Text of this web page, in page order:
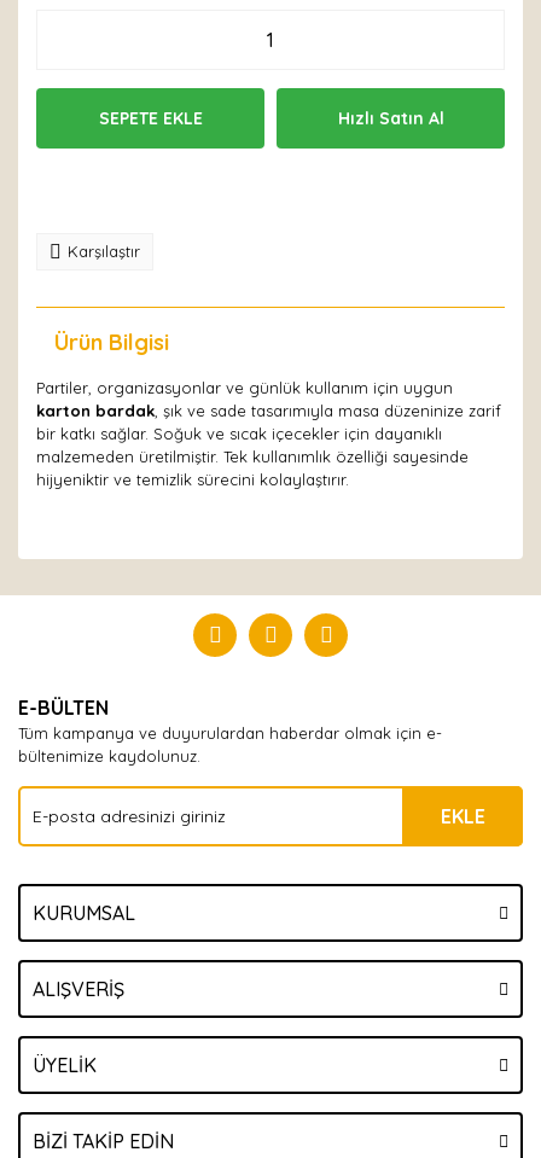
SEPETE EKLE Hızlı Satın Al
Karşılaştır
Ürün Bilgisi
Partiler, organizasyonlar ve günlük kullanım için uygun
karton bardak , şık ve sade tasarımıyla masa düzeninize zarif
bir katkı sağlar. Soğuk ve sıcak içecekler için dayanıklı
malzemeden üretilmiştir. Tek kullanımlık özelliği sayesinde
hijyeniktir ve temizlik sürecini kolaylaştırır.
Yorum Yaz
E-BÜLTEN
Tüm kampanya ve duyurulardan haberdar olmak için e-
bültenimize kaydolunuz.
EKLE
KURUMSAL
ALIŞVERİŞ
ÜYELİK
BİZİ TAKİP EDİN